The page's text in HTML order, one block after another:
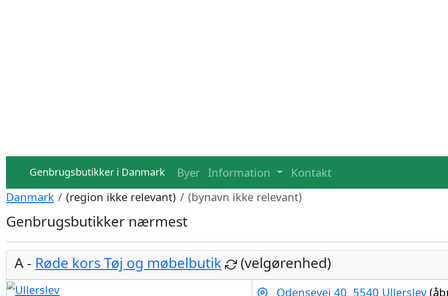
Genbrugsbutikker i Danmark Byer Information
Kontakt
Danmark
(region ikke relevant) (bynavn ikke relevant)
Genbrugsbutikker nærmest
A - Røde kors Tøj og møbelbutik (velgørenhed)
Odensevej 40, 5540 Ullerslev